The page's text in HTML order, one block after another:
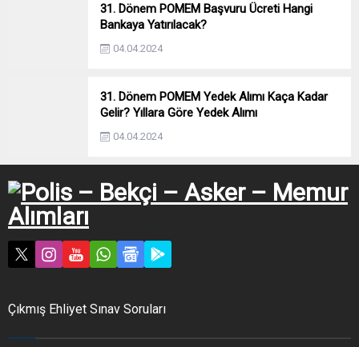
31. Dönem POMEM Başvuru Ücreti Hangi
Bankaya Yatırılacak?
04.04.2024
31. Dönem POMEM Yedek Alımı Kaça Kadar
Gelir? Yıllara Göre Yedek Alımı
04.04.2024
Çıkmış Ehliyet Sınav Soruları